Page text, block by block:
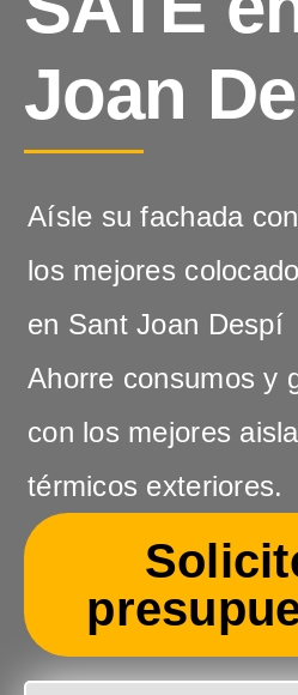
Joan
Aísle su fachada
los mejores
en Sant Joan Despí
Ahorre consumos y
con los mejores
térmicos exteriores.